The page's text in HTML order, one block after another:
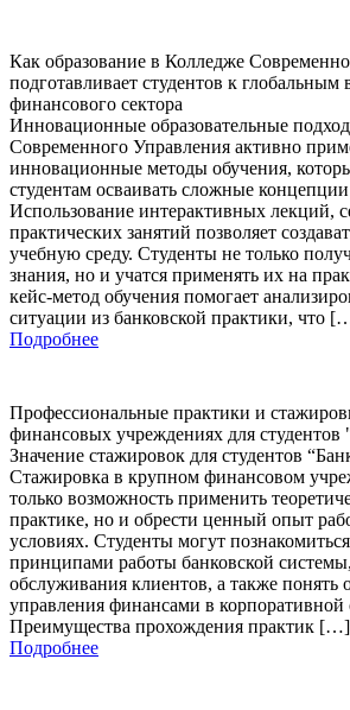
Как образование в Колледже
подготавливает студентов к глобальным
финансового сектора
Инновационные образовательные
Современного Управления активно
инновационные методы обучения,
студентам осваивать сложные концепции
Использование интерактивных лекций,
практических занятий позволяет
учебную среду. Студенты не только
знания, но и учатся применять их на
кейс-метод обучения помогает
ситуации из банковской практики, что
Подробнее
Профессиональные практики и
финансовых учреждениях для студентов
Значение стажировок для студентов
Стажировка в крупном финансовом
только возможность применить
практике, но и обрести ценный опыт
условиях. Студенты могут
принципами работы банковской
обслуживания клиентов, а также понять
управления финансами в корпоративной
Преимущества прохождения практик […]
Подробнее